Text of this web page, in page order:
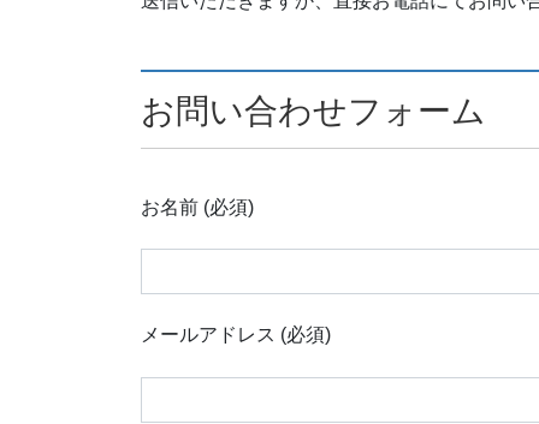
お問い合わせフォーム
お名前 (必須)
メールアドレス (必須)